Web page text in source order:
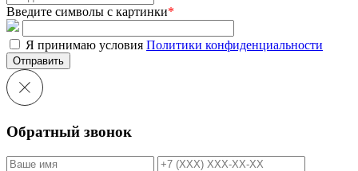
Введите символы с картинки*
Я принимаю условия Политики конфиденциальности
Отправить
Обратный звонок